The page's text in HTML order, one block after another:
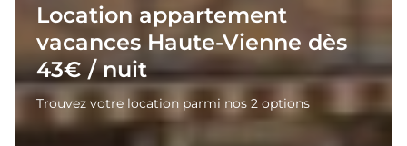
Location appartement
vacances Haute-Vienne dès
43€ / nuit
Trouvez votre location parmi nos 2 options